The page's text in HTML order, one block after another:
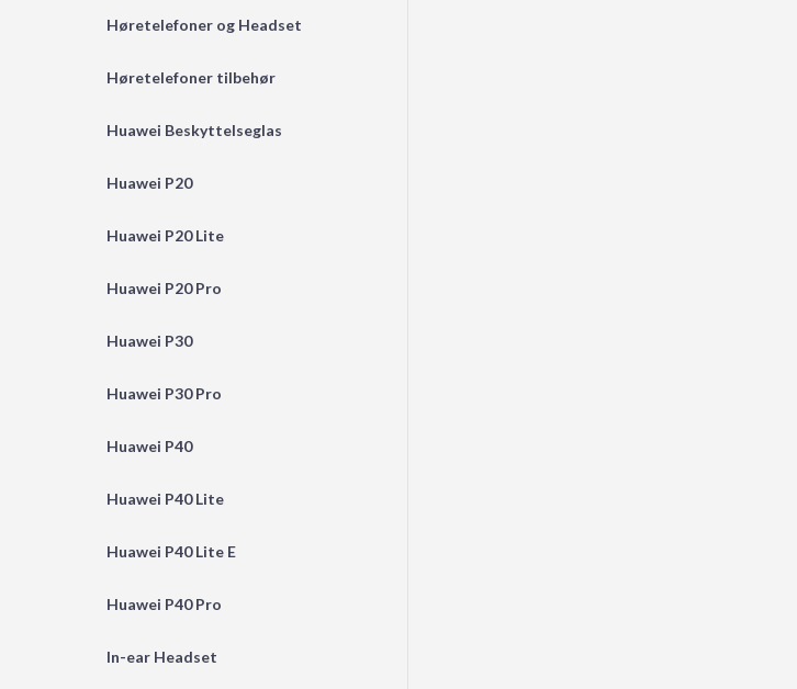
Høretelefoner og Headset
Høretelefoner tilbehør
Huawei Beskyttelseglas
Huawei P20
Huawei P20 Lite
Huawei P20 Pro
Huawei P30
Huawei P30 Pro
Huawei P40
Huawei P40 Lite
Huawei P40 Lite E
Huawei P40 Pro
In-ear Headset